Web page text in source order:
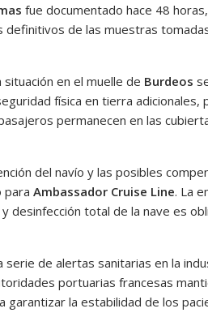
fue documentado hace 48
de las muestras
en el muelle de Burdeos
física en tierra
permanecen en las
del navío y las posibles
para Ambassador Cruise Line. La
desinfección total de la nave es
serie de alertas sanitarias en la
portuarias francesas
garantizar la estabilidad de los